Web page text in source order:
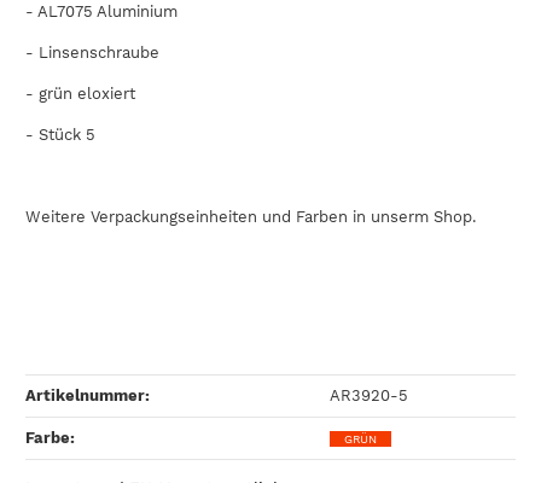
- AL7075 Aluminium
- Linsenschraube
- grün eloxiert
- Stück 5
Weitere Verpackungseinheiten und Farben in unserm Shop.
Artikelnummer: AR3920-5
Farbe‍: GRÜN